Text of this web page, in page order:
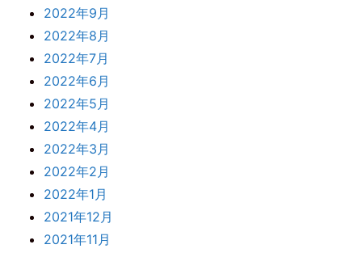
2022年9月
2022年8月
2022年7月
2022年6月
2022年5月
2022年4月
2022年3月
2022年2月
2022年1月
2021年12月
2021年11月